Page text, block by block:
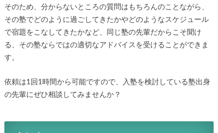
そのため、分からないところの質問はもちろんのことながら、
その塾でどのように過ごしてきたかやどのようなスケジュール
で宿題をこなしてきたかなど、同じ塾の先輩だからこそ聞け
る、その塾ならではの適切なアドバイスを受けることができま
す。
依頼は1回1時間から可能ですので、入塾を検討している塾出身
の先輩にぜひ相談してみませんか？